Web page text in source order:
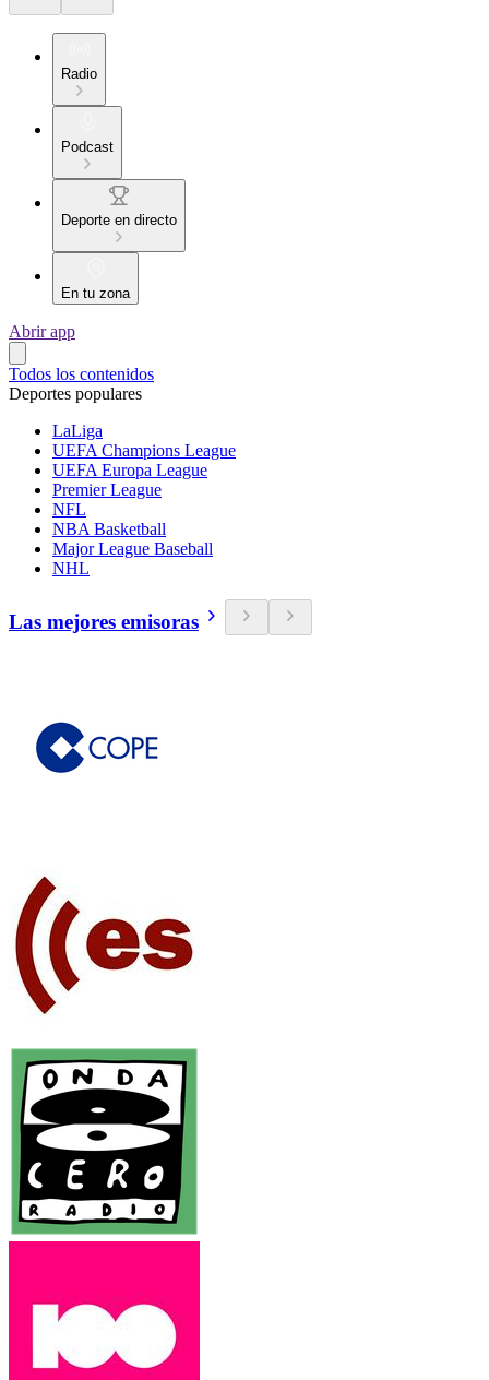
Radio
Podcast
Deporte en directo
En tu zona
Abrir app
Todos los contenidos
Deportes populares
LaLiga
UEFA Champions League
UEFA Europa League
Premier League
NFL
NBA Basketball
Major League Baseball
NHL
Las mejores emisoras